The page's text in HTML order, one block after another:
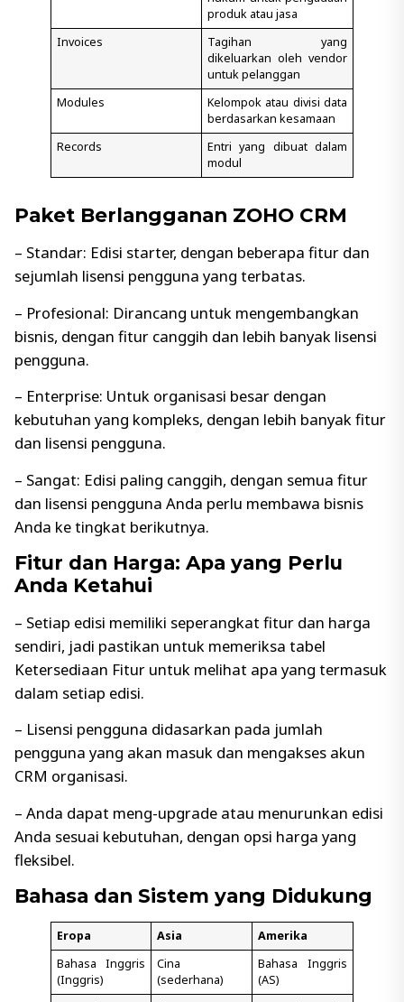
produk atau jasa
Invoices
Tagihan yang
dikeluarkan oleh vendor
untuk pelanggan
Modules
Kelompok atau divisi data
berdasarkan kesamaan
Records
Entri yang dibuat dalam
modul
Paket Berlangganan ZOHO CRM
– Standar: Edisi starter, dengan beberapa fitur dan
sejumlah lisensi pengguna yang terbatas.
– Profesional: Dirancang untuk mengembangkan
bisnis, dengan fitur canggih dan lebih banyak lisensi
pengguna.
– Enterprise: Untuk organisasi besar dengan
kebutuhan yang kompleks, dengan lebih banyak fitur
dan lisensi pengguna.
– Sangat: Edisi paling canggih, dengan semua fitur
dan lisensi pengguna Anda perlu membawa bisnis
Anda ke tingkat berikutnya.
Fitur dan Harga: Apa yang Perlu
Anda Ketahui
– Setiap edisi memiliki seperangkat fitur dan harga
sendiri, jadi pastikan untuk memeriksa tabel
Ketersediaan Fitur untuk melihat apa yang termasuk
dalam setiap edisi.
– Lisensi pengguna didasarkan pada jumlah
pengguna yang akan masuk dan mengakses akun
CRM organisasi.
– Anda dapat meng-upgrade atau menurunkan edisi
Anda sesuai kebutuhan, dengan opsi harga yang
fleksibel.
Bahasa dan Sistem yang Didukung
Eropa Asia
Amerika
Bahasa Inggris
(Inggris)
Cina
(sederhana)
Bahasa Inggris
(AS)